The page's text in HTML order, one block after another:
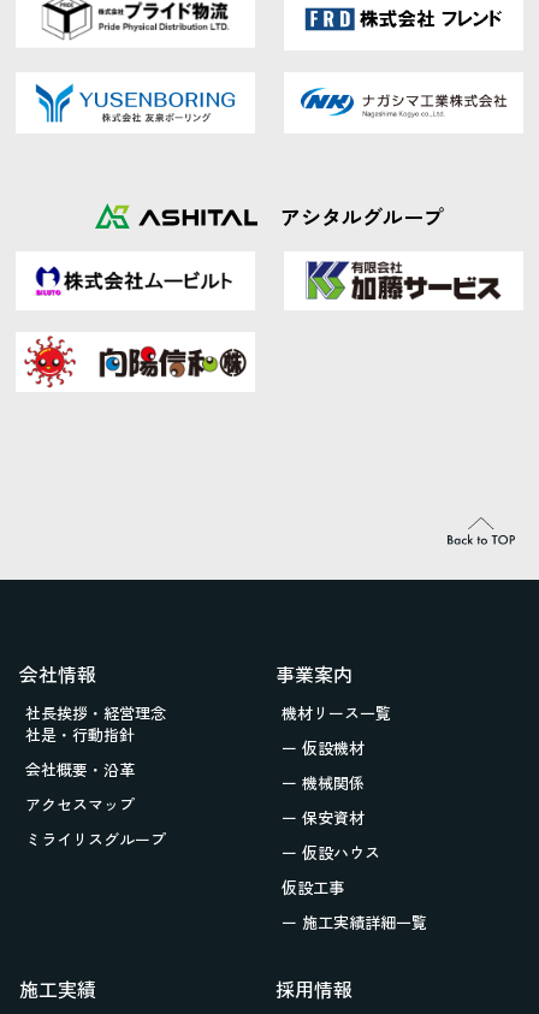
アシタルグループ
会社情報
社長挨拶・経営理念
社是・行動指針
会社概要・沿革
アクセスマップ
ミライリスグループ
事業案内
機材リース一覧
ー 仮設機材
ー 機械関係
ー 保安資材
ー 仮設ハウス
仮設工事
ー 施工実績詳細一覧
施工実績 採用情報